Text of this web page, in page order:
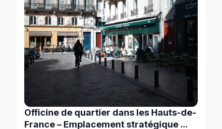
Officine de quartier dans les Hauts-de-
France – Emplacement stratégique ...